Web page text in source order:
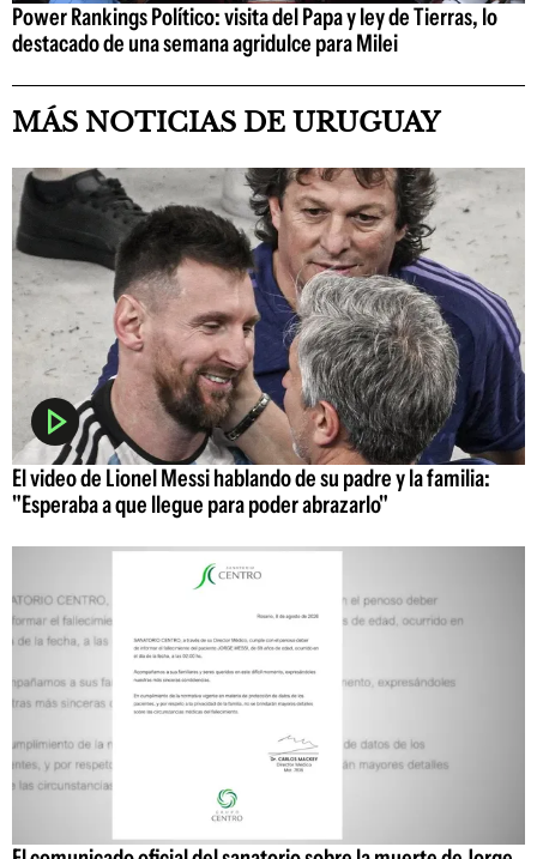
Power Rankings Político: visita del Papa y ley de Tierras, lo
destacado de una semana agridulce para Milei
MÁS NOTICIAS DE URUGUAY
El video de Lionel Messi hablando de su padre y la familia:
"Esperaba a que llegue para poder abrazarlo"